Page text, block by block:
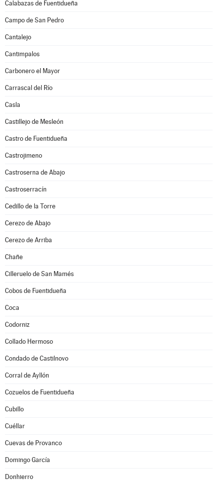
Calabazas de Fuentidueña
Campo de San Pedro
Cantalejo
Cantimpalos
Carbonero el Mayor
Carrascal del Río
Casla
Castillejo de Mesleón
Castro de Fuentidueña
Castrojimeno
Castroserna de Abajo
Castroserracín
Cedillo de la Torre
Cerezo de Abajo
Cerezo de Arriba
Chañe
Cilleruelo de San Mamés
Cobos de Fuentidueña
Coca
Codorniz
Collado Hermoso
Condado de Castilnovo
Corral de Ayllón
Cozuelos de Fuentidueña
Cubillo
Cuéllar
Cuevas de Provanco
Domingo García
Donhierro